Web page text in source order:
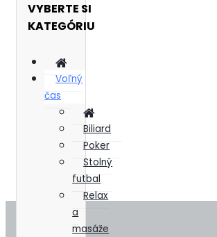
VYBERTE SI
KATEGÓRIU
Voľný
čas
Biliard
Poker
Stolný
futbal
Relax
a
masáže